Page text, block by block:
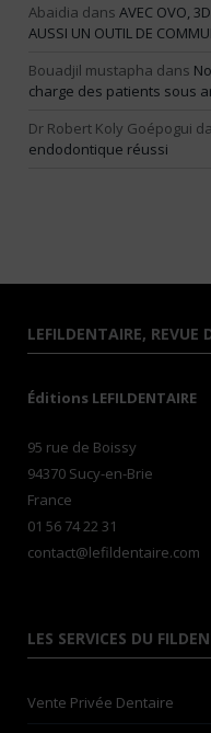
Abaidia dans AVEC OVO,
AUSSI UN OUTIL DE
Bouadjil mustapha dans
charge des patients sous
Dr Robert Koly Goépogui
endodontique réussi
LEFILDENTAIRE, REVUE
Éditions LEFILDENTAIRE
95 rue de Boissy
94370 Sucy-en-Brie
France
01 56 74 22 31
contact@lefildentaire.com
LES SERVICES DU
Vente Privée Dentaire